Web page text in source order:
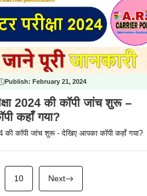
Publish: February 21, 2024
2024 की कॉपी जांच शुरू –
कहाँ गया?
की कॉपी जांच शुरू - देखिए आपका कॉपी कहाँ गया?
10 Next